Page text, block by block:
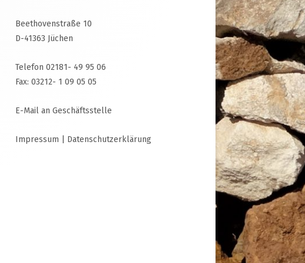
Beethovenstraße 10
D-41363 Jüchen
Telefon 02181- 49 95 06
Fax: 03212- 1 09 05 05
E-Mail an Geschäftsstelle
Impressum Datenschutzerklärung